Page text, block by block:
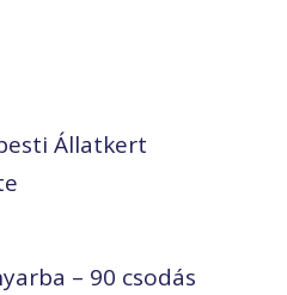
Állatkert
– 90 csodás